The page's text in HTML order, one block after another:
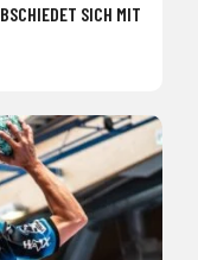
SICH MIT